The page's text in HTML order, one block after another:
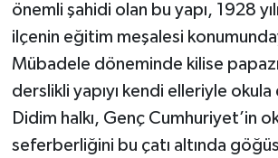
önemli şahidi olan bu yapı, 1928
ilçenin eğitim meşalesi
Mübadele döneminde kilise
derslikli yapıyı kendi elleriyle
Didim halkı, Genç Cumhuriyet’in
seferberliğini bu çatı altında